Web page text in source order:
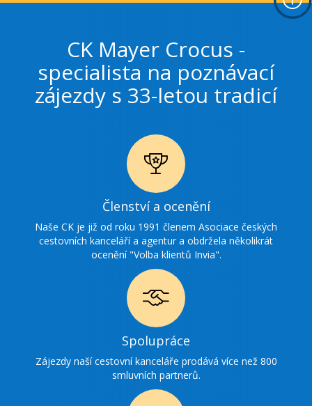
CK Mayer Crocus -
specialista na poznávací
zájezdy s 33-letou tradicí
Ikonka
ocenění
Členství a ocenění
Naše CK je již od roku 1991 členem Asociace českých
cestovních kanceláří a agentur a obdržela několikrát
ocenění "Volba klientů Invia".
Ikonka
spolupráce
Spolupráce
Zájezdy naší cestovní kanceláře prodává více než 800
smluvních partnerů.